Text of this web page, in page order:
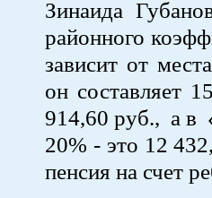
Зинаида
районного
зависит от
он составляет
914,60 руб., а в
20% - это 12
пенсия на счет